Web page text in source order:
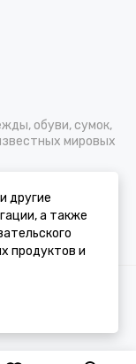
обуви, сумок,
мировых
другие
а также
продуктов и